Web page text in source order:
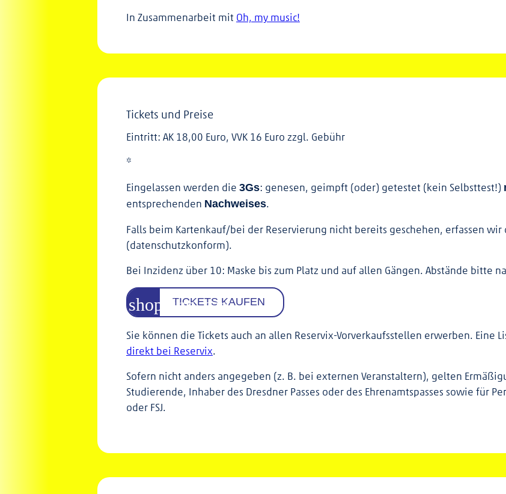
In Zusammenarbeit mit Oh, my music!
Tickets und Preise
Eintritt: AK 18,00 Euro, VVK 16 Euro zzgl. Gebühr
*
Eingelassen werden die 3Gs: genesen, geimpft (oder) getestet (kein Selbsttest!)
entsprechenden Nachweises.
Falls beim Kartenkauf/bei der Reservierung nicht bereits geschehen, erfassen
(datenschutzkonform).
Bei Inzidenz über 10: Maske bis zum Platz und auf allen Gängen. Abstände bitte
TICKETS KAUFEN
Sie können die Tickets auch an allen Reservix-Vorverkaufsstellen erwerben. Eine
direkt bei Reservix.
Sofern nicht anders angegeben (z. B. bei externen Veranstaltern), gelten
Studierende, Inhaber des Dresdner Passes oder des Ehrenamtspasses sowie für
oder FSJ.